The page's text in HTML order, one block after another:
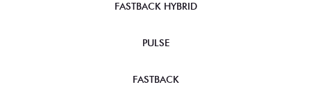
FASTBACK HYBRID
PULSE
FASTBACK